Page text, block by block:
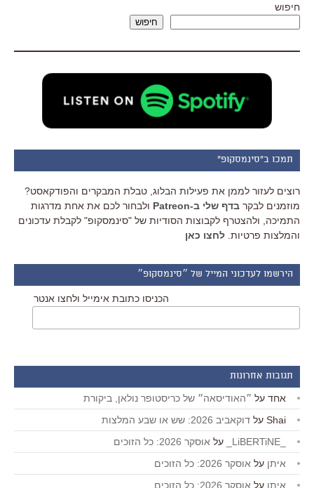
חיפוש
חיפוש
תמכו ב"סינמסקופ"
רוצים לעזור לממן את פעילות הבלוג, טבלת המבקרים והפודקאסט?
מוזמנים לבקר בדף שלי ב-Patreon
ולבחור לכם את אחת מדרגות
התמיכה, ולהצטרף לקבוצות הסודיות של "סינמסקופ" לקבלת עדכונים
והמלצות פרטיות. לחצו כאן
הירשמו לעדכוני המייל של ״סינמסקופ״
הכניסו כתובת אימייל ולחצו אנטר
תגובות אחרונות
אחד על ״האודיסאה״ של כריסטופר נולאן, ביקורת
Shai על דוקאביב 2026: שש או שבע המלצות
על אוסקר 2026: כל הזוכים
איתן על אוסקר 2026: כל הזוכים
איתן על אוסקר 2026: כל הזוכים